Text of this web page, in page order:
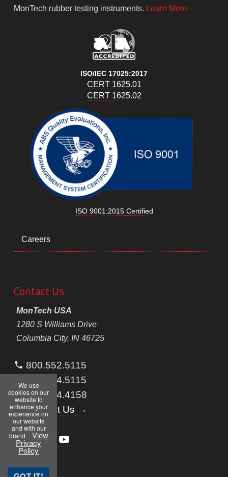
We use
cookies on our
website to
enhance your
experience on
our website
and with our
brand.
View
Privacy
Policy
MonTech rubber testing instruments. Learn More
ISO/IEC 17025:2017
CERT 1625.01
CERT 1625.02
ISO 9001:2015 Certified
Careers
Contact Us
MonTech USA
1280 S Williams Drive
Columbia City, IN 46725
800.552.5115
260.244.5115
260.244.4158
Contact Us →